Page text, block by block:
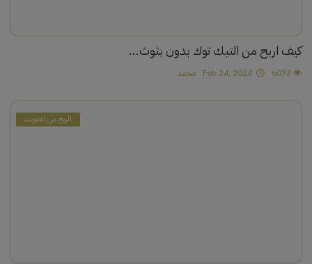
كيف اربح من التيك توك بدون بثوث...
محمد
الربح من الانترنت